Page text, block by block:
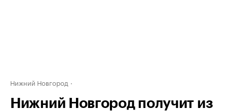
Нижний Новгород
Нижний Новгород получит из